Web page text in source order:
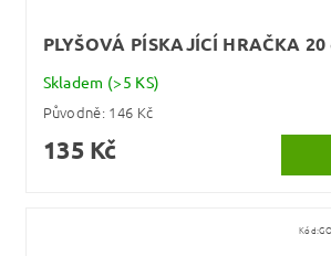
PLYŠOVÁ PÍSKAJÍCÍ HRAČKA 20
Skladem (>5 KS)
Původně: 146 Kč
135 Kč
Kód: